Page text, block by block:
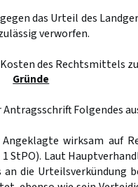
das Urteil des
verworfen.
des Rechtsmittels
Gründe
Folgendes
wirksam auf
1 StPO). Laut
die Urteilsverkündung